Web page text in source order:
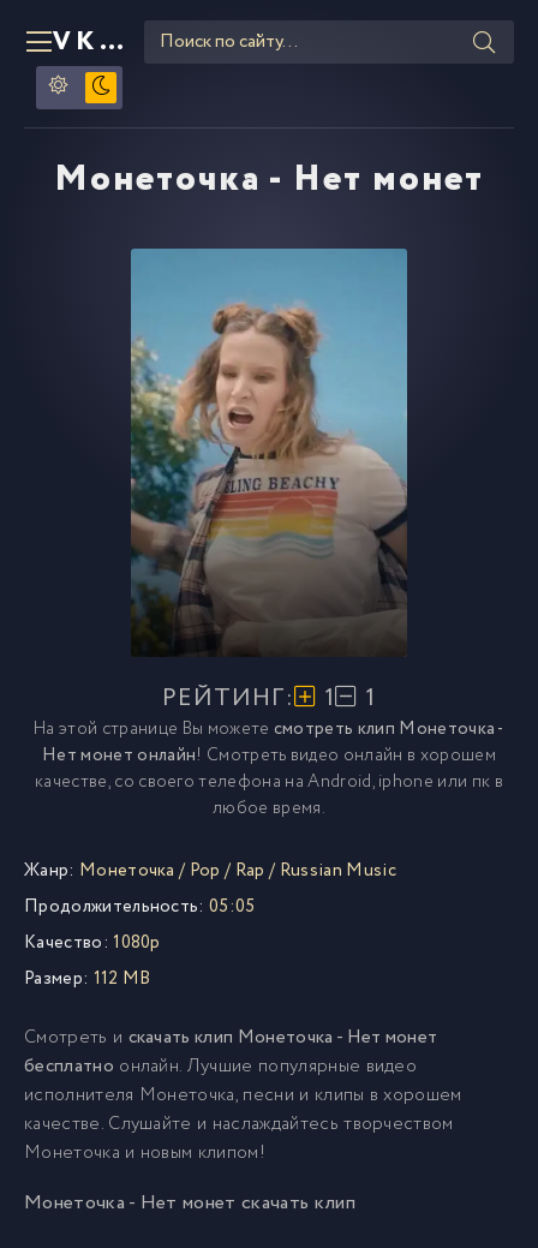
VKLIPE RU
Монеточка - Нет монет
РЕЙТИНГ: 1 1
На этой странице Вы можете смотреть клип Монеточка -
Нет монет онлайн! Смотреть видео онлайн в хорошем
качестве, со своего телефона на Android, iphone или пк в
любое время.
Жанр: Монеточка / Pop / Rap / Russian Music
Продолжительность: 05:05
Качество: 1080p
Размер: 112 MB
Смотреть и скачать клип Монеточка - Нет монет
бесплатно онлайн. Лучшие популярные видео
исполнителя Монеточка, песни и клипы в хорошем
качестве. Слушайте и наслаждайтесь творчеством
Монеточка и новым клипом!
Монеточка - Нет монет скачать клип